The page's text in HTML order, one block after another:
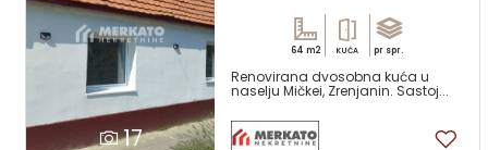
17
64 m2 KUĆA pr spr.
Renovirana dvosobna kuća u
naselju Mičkei, Zrenjanin. Sastoj...